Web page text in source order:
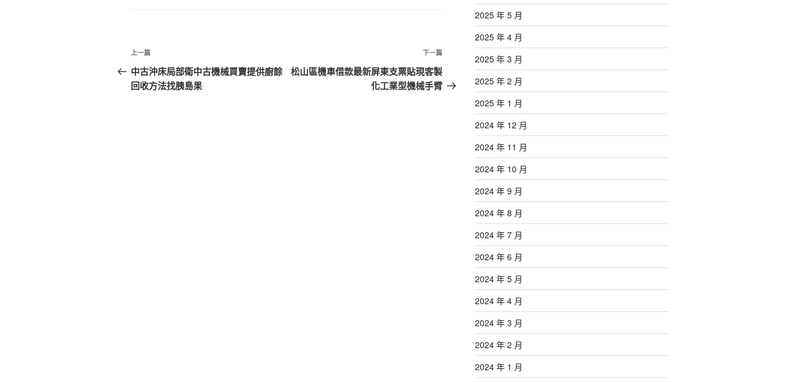
文
章
導
上
一
篇
上一篇
中古沖床局部衛中古機械買賣提供廚餘
回收方法找胰島果
下
一
篇
下一篇
松山區機車借款最新屏東支票貼現客製
化工業型機械手臂
2025 年 5 月
2025 年 4 月
2025 年 3 月
2025 年 2 月
2025 年 1 月
2024 年 12 月
2024 年 11 月
2024 年 10 月
2024 年 9 月
2024 年 8 月
2024 年 7 月
2024 年 6 月
2024 年 5 月
2024 年 4 月
2024 年 3 月
2024 年 2 月
2024 年 1 月